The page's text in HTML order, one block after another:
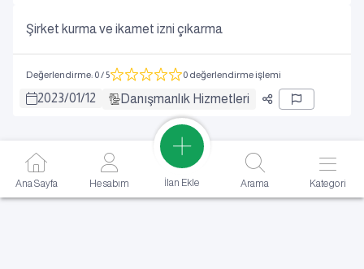
Şirket kurma ve ikamet izni çıkarma
Değerlendirme: 0/ 5 0 değerlendirme işlemi
2023/01/12 Danışmanlık Hizmetleri
Ana Sayfa Hesabım İlan Ekle Arama Kategori